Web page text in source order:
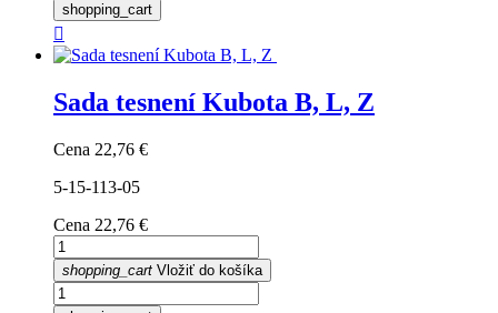
shopping_cart

Sada tesnení Kubota B, L, Z
Cena 22,76 €
5-15-113-05
Cena 22,76 €
shopping_cart Vložiť do košíka